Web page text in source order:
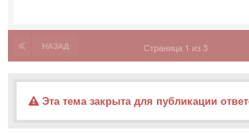
НАЗАД Страница 1 из 3
Эта тема закрыта для публикации